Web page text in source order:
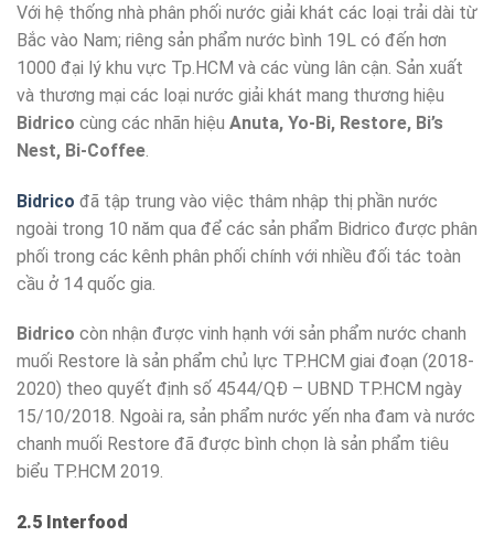
Với hệ thống nhà phân phối nước giải khát các loại trải dài từ
Bắc vào Nam; riêng sản phẩm nước bình 19L có đến hơn
1000 đại lý khu vực Tp.HCM và các vùng lân cận. Sản xuất
và thương mại các loại nước giải khát mang thương hiệu
Bidrico cùng các nhãn hiệu Anuta, Yo-Bi, Restore, Bi’s
Nest, Bi-Coffee.
Bidrico đã tập trung vào việc thâm nhập thị phần nước
ngoài trong 10 năm qua để các sản phẩm Bidrico được phân
phối trong các kênh phân phối chính với nhiều đối tác toàn
cầu ở 14 quốc gia.
Bidrico còn nhận được vinh hạnh với sản phẩm nước chanh
muối Restore là sản phẩm chủ lực TP.HCM giai đoạn (2018-
2020) theo quyết định số 4544/QĐ – UBND TP.HCM ngày
15/10/2018. Ngoài ra, sản phẩm nước yến nha đam và nước
chanh muối Restore đã được bình chọn là sản phẩm tiêu
biểu TP.HCM 2019.
2.5 Interfood